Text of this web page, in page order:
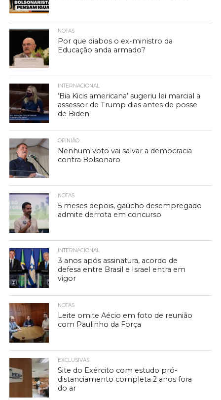
NOTAS
Por que diabos o ex-ministro da
Educação anda armado?
INTERNACIONAL
‘Bia Kicis americana’ sugeriu lei marcial a
assessor de Trump dias antes de posse
de Biden
OPINIÃO
Nenhum voto vai salvar a democracia
contra Bolsonaro
NOTAS
5 meses depois, gaúcho desempregado
admite derrota em concurso
INTERNACIONAL
3 anos após assinatura, acordo de
defesa entre Brasil e Israel entra em
vigor
NOTAS
Leite omite Aécio em foto de reunião
com Paulinho da Força
EXCLUSIVAS
Site do Exército com estudo pró-
distanciamento completa 2 anos fora
do ar